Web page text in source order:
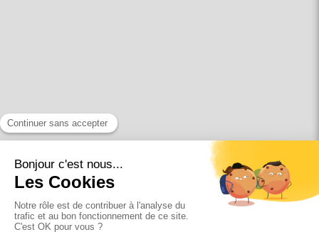
Conditions Générales Utilisation
Politique de confidentialité et charte cookie
Charte déontologique